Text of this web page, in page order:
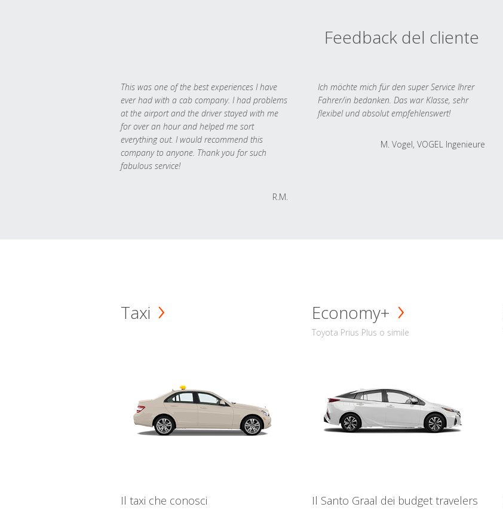
Feedback del cliente
This was one of the best experiences I have
ever had with a cab company. I had problems
at the airport and the driver stayed with me
for over an hour and helped me sort
everything out. I would recommend this
company to anyone. Thank you for such
fabulous service!
R.M.
Ich möchte mich für den super Service Ihrer
Fahrer/in bedanken. Das war Klasse, sehr
flexibel und absolut empfehlenswert!
M. Vogel, VOGEL Ingenieure
Taxi
Il taxi che conosci
Economy+
Toyota Prius Plus o simile
Il Santo Graal dei budget travelers